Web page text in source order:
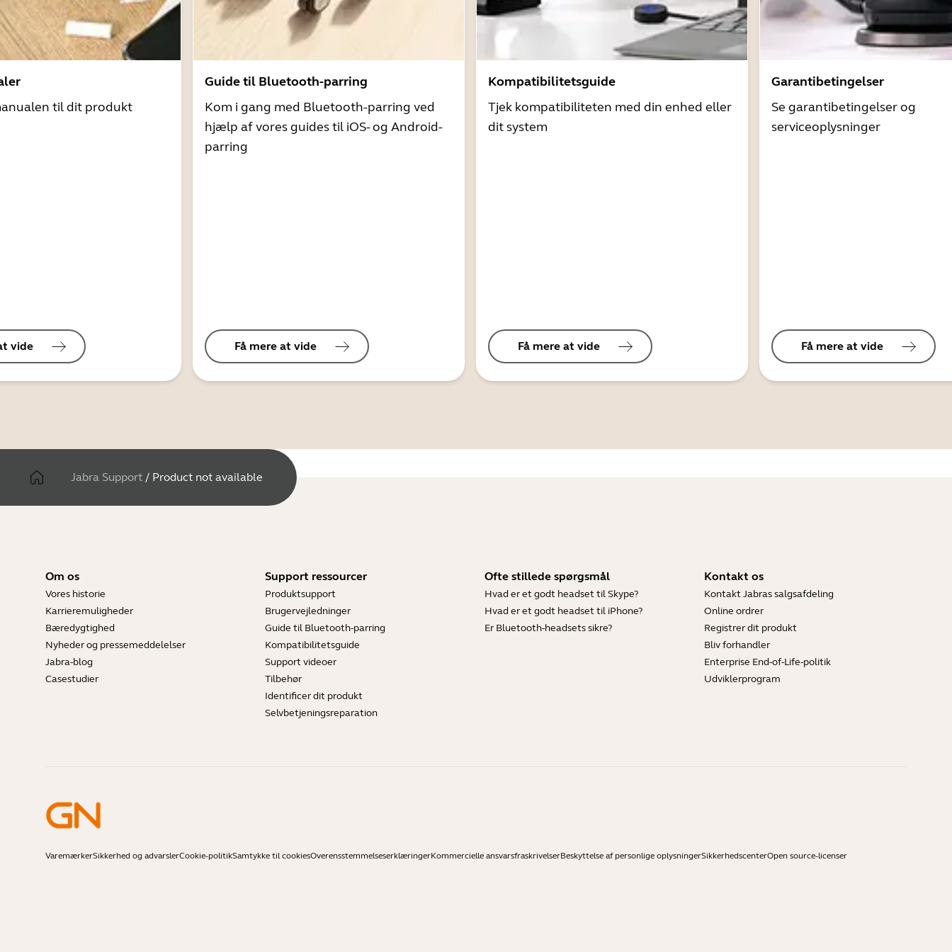
til dit produkt
vide
Guide til Bluetooth-parring
Kom i gang med Bluetooth-parring ved
hjælp af vores guides til iOS- og Android-
parring
Få mere at vide
Kompatibilitetsguide
Tjek kompatibiliteten med din enhed eller
dit system
Få mere at vide
Garantibetingelser
Se garantibetingelser og
serviceoplysninger
Få mere at vide
Jabra Support / Product not available
Om os
Vores historie
Karrieremuligheder
Bæredygtighed
Nyheder og pressemeddelelser
Jabra-blog
Casestudier
Support ressourcer
Produktsupport
Brugervejledninger
Guide til Bluetooth-parring
Kompatibilitetsguide
Support videoer
Tilbehør
Identificer dit produkt
Selvbetjeningsreparation
Ofte stillede spørgsmål
Hvad er et godt headset til Skype?
Hvad er et godt headset til iPhone?
Er Bluetooth-headsets sikre?
Kontakt os
Kontakt Jabras salgsafdeling
Online ordrer
Registrer dit produkt
Bliv forhandler
Enterprise End-of-Life-politik
Udviklerprogram
VaremærkerSikkerhed og advarslerCookie-politikSamtykke til cookiesOverensstemmelseserklæringerKommercielle ansvarsfraskrivelserBeskyttelse af personlige oplysningerSikkerhedscenterOpen source-licenser